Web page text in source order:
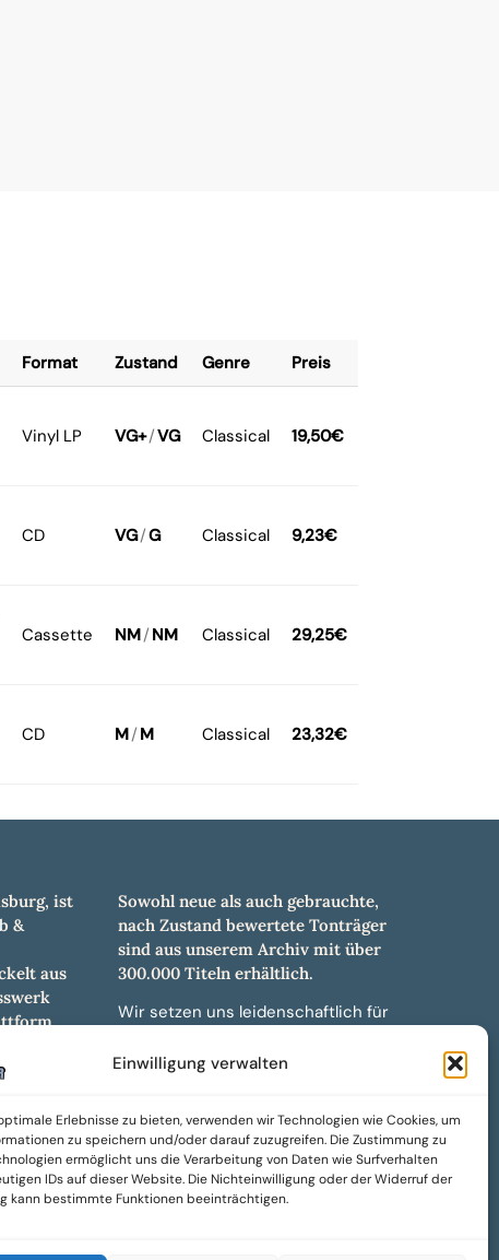
Einwilligung verwalten
Erlebnisse zu bieten, verwenden wir Technologien wie Cookies, um
zu speichern und/oder darauf zuzugreifen. Die Zustimmung zu
ermöglicht uns die Verarbeitung von Daten wie Surfverhalten
IDs auf dieser Website. Die Nichteinwilligung oder der Widerruf der
kann bestimmte Funktionen beeinträchtigen.
Format Zustand Genre Preis
Vinyl LP VG+/VG Classical 19,50€
CD VG/G Classical 9,23€
Cassette NM/ NM Classical 29,25€
CD M/ M Classical 23,32€
ist
&
aus
an
-
Sowohl neue als auch gebrauchte,
nach Zustand bewertete Tonträger
sind aus unserem Archiv mit über
300.000 Titeln erhältlich.
Wir setzen uns leidenschaftlich für
und bieten hochwertige,
Musikindustrie.
SoulPeddler Mailorder, Records &
Vinyl Production – DUBOX –